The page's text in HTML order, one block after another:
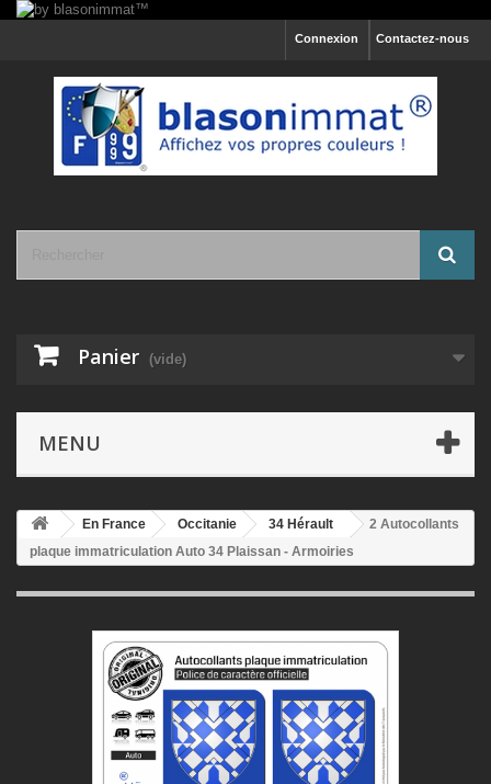
Contactez-nous
Connexion
Panier (vide)
MENU
En France Occitanie 34 Hérault
2 Autocollants
plaque immatriculation Auto 34 Plaissan - Armoiries